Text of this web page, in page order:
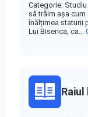
Categorie:
să trăim așa
înălțimea staturii
Lui Biserica, ca...
Raiul